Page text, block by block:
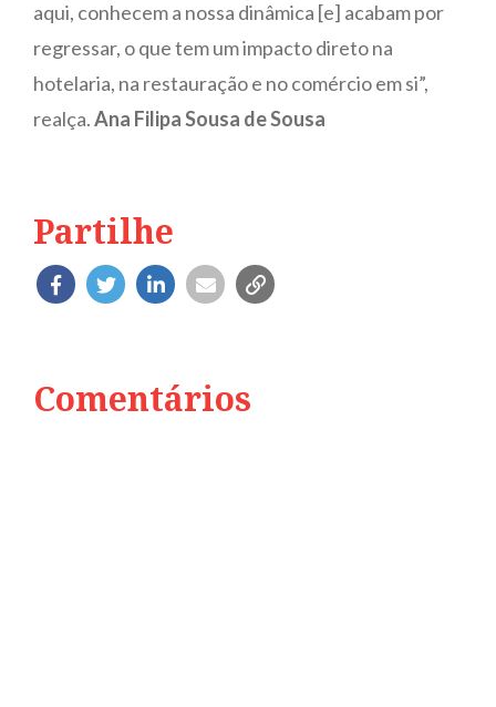
aqui, conhecem a nossa dinâmica [e] acabam por
regressar, o que tem um impacto direto na
hotelaria, na restauração e no comércio em si”,
realça.Ana Filipa Sousa de Sousa
Partilhe
Comentários